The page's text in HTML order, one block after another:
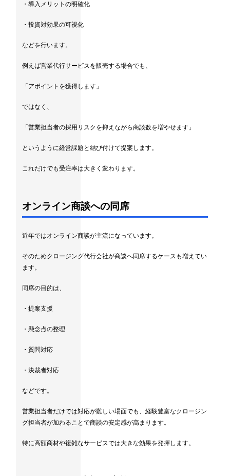
・導入メリットの明確化
・投資対効果の可視化
などを行います。
例えば営業代行サービスを販売する場合でも、
「アポイントを獲得します」
ではなく、
「営業担当者の採用リスクを抑えながら商談数を増やせます」
というように経営課題と結び付けて提案します。
これだけでも受注率は大きく変わります。
オンライン商談への同席
近年ではオンライン商談が主流になっています。
そのためクロージング代行会社が商談へ同席するケースも増えてい
ます。
同席の目的は、
・提案支援
・懸念点の整理
・質問対応
・決裁者対応
などです。
営業担当者だけでは対応が難しい場面でも、経験豊富なクロージン
グ担当者が加わることで商談の安定感が高まります。
特に高額商材や複雑なサービスでは大きな効果を発揮します。